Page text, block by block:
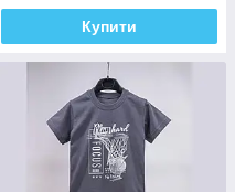
Купити